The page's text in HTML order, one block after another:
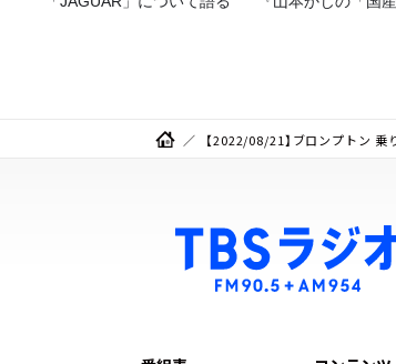
【2022/08/21】ブロンプトン